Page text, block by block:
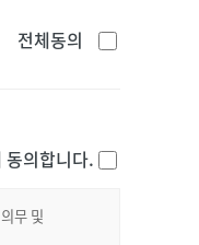
전체동의
동의합니다.